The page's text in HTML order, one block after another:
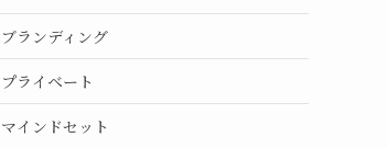
ブランディング
プライベート
マインドセット